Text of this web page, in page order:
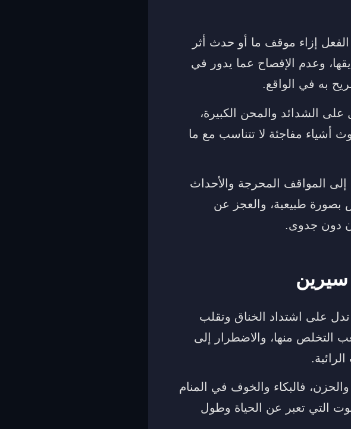
إزاء موقف ما أو حدث أثر
وعدم الإفصاح عما يدور في
به في الواقع.
الشدائد والمحن الكبيرة،
أشياء مفاجئة لا تتناسب مع ما
إلى المواقف المحرجة والأحداث
بصورة طبيعية، والعجز عن
دون جدوى.
سيرين
على اشتداد الخناق وتقلب
التخلص منها، والاضطرار إلى
فالبكاء والخوف في المنام
التي تعبر عن الحياة وطول